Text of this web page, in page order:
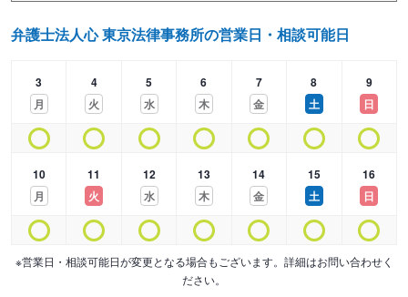
務めた弁護士が在籍しております。その豊富なノウハウをもとに、
な相続案件も自信を持って取り組ませていただいております。
相続案件では、税理士など他分野の専門家との連携が必要です。遺
ば、予想しなかったような相続税を課されてしまうおそれがあるた
めです。
ならず二度手間になってしまいます。しかし弁護士法人心には、グ
弁護士法人心 東京法律事務所の営業日・相談可能日
3
月
4
火
5
水
6
木
7
金
8
土
9
日
10
月
11
火
12
水
13
木
14
金
15
土
16
日
※営業日・相談可能日が変更となる場合もございます。詳細はお問い合わせく
ださい。